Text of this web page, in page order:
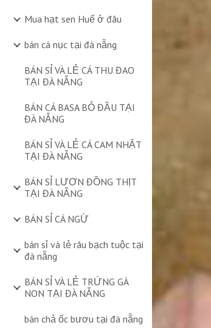
Mua hạt sen Huế ở đâu
bán cá nục tại đà nẵng
BÁN SỈ VÀ LẺ CÁ THU ĐAO
TẠI ĐÀ NẴNG
BÁN CÁ BASA BỎ ĐẦU TẠI
ĐÀ NẴNG
BÁN SỈ VÀ LẺ CÁ CAM NHẬT
TẠI ĐÀ NẴNG
BÁN SỈ LƯƠN ĐỒNG THỊT
TẠI ĐÀ NẴNG
BÁN SỈ CÁ NGỪ
bán sỉ và lẻ râu bạch tuộc tại
đà nẵng
BÁN SỈ VÀ LẺ TRỨNG GÀ
NON TẠI ĐÀ NẴNG
bán chả ốc bươu tại đà nẵng